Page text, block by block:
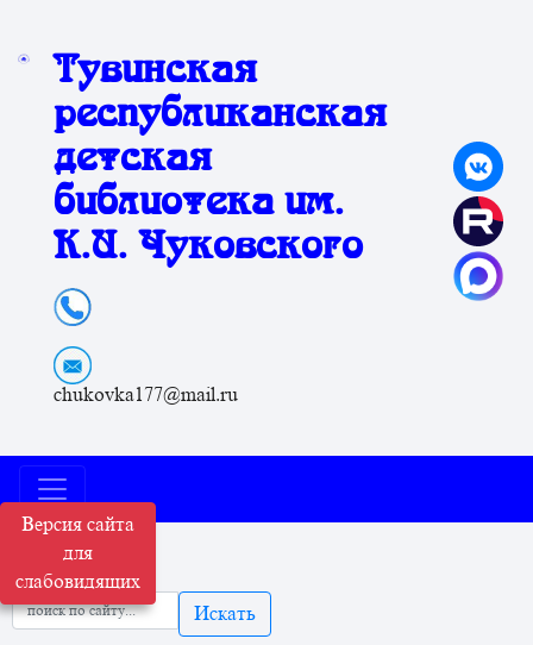
Версия сайта
для
слабовидящих
Тувинская
республиканская
детская
библиотека им.
К.И. Чуковского
chukovka177@mail.ru
Искать